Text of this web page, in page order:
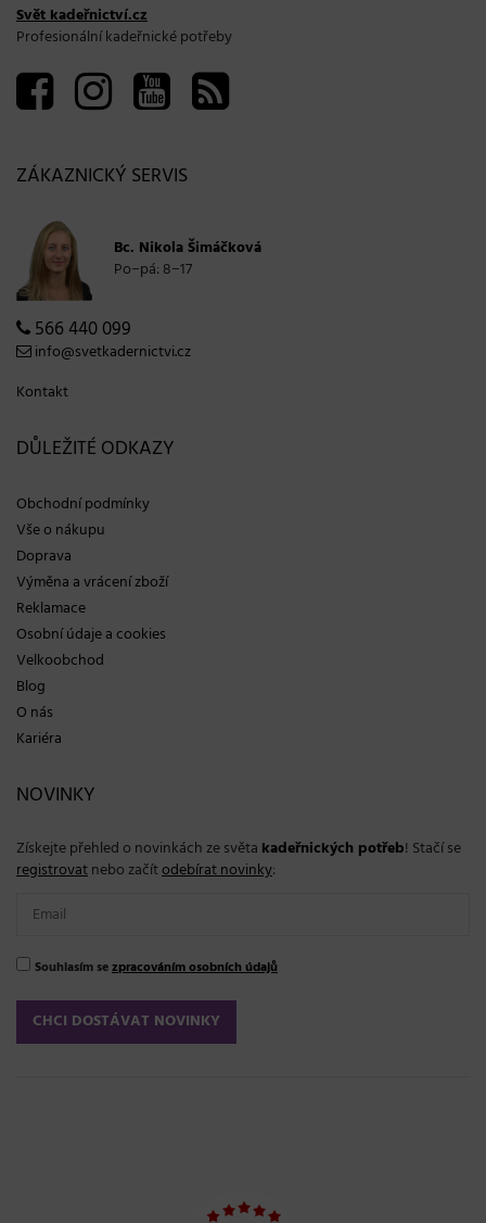
Svět kadeřnictví.cz
Profesionální kadeřnické potřeby
ZÁKAZNICKÝ SERVIS
Bc. Nikola Šimáčková
Po−pá: 8−17
566 440 099
info@svetkadernictvi.cz
Kontakt
DŮLEŽITÉ ODKAZY
Obchodní podmínky
Vše o nákupu
Doprava
Výměna a vrácení zboží
Reklamace
Osobní údaje a cookies
Velkoobchod
Blog
O nás
Kariéra
NOVINKY
Získejte přehled o novinkách ze světa kadeřnických potřeb! Stačí se
registrovatnebo začítodebírat novinky:
Souhlasím sezpracováním osobních údajů